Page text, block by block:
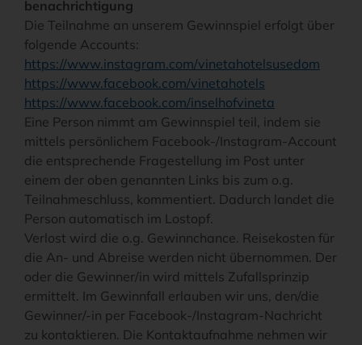
benachrichtigung
Die Teilnahme an unserem Gewinnspiel erfolgt über
folgende Accounts:
https://www.instagram.com/vinetahotelsusedom
https://www.facebook.com/vinetahotels
https://www.facebook.com/inselhofvineta
Eine Person nimmt am Gewinnspiel teil, indem sie
mittels persönlichem Facebook-/Instagram-Account
die entsprechende Fragestellung im Post unter
einem der oben genannten Links bis zum o.g.
Teilnahmeschluss, kommentiert. Dadurch landet die
Person automatisch im Lostopf.
Verlost wird die o.g. Gewinnchance. Reisekosten für
die An- und Abreise werden nicht übernommen. Der
oder die Gewinner/in wird mittels Zufallsprinzip
ermittelt. Im Gewinnfall erlauben wir uns, den/die
Gewinner/-in per Facebook-/Instagram-Nachricht
zu kontaktieren. Die Kontaktaufnahme nehmen wir